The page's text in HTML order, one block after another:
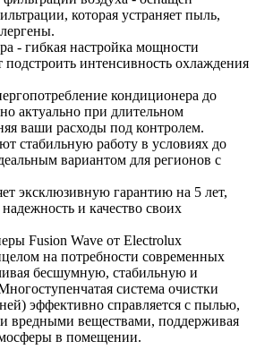
которая устраняет пыль,
- гибкая настройка мощности
подстроить интенсивность охлаждения
кондиционера до
актуально при длительном
ваши расходы под контролем.
стабильную работу в условиях до
вариантом для регионов с
эксклюзивную гарантию на 5 лет,
и качество своих
Fusion Wave от Electrolux
на потребности современных
бесшумную, стабильную и
система очистки
эффективно справляется с пылью,
вредными веществами, поддерживая
в помещении.